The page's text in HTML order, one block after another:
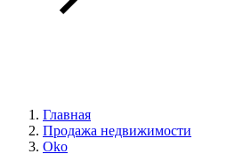
Главная
Продажа недвижимости
Oko